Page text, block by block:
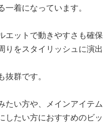
着になっています。
エットで動きやすさも確保
りをスタイリッシュに演出
群です。
たい方や、メインアイテム
したい方におすすめのビッ